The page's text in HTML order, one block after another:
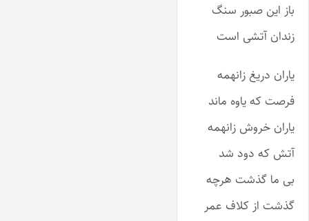
باز این صبور سنگ
زندان آتشی است
یاران دریغ زانهمه
فرصت که یاوه ماند
یاران خروش زانهمه
آتش که دود شد
بی ما گذشت هرچه
گذشت از کلاف عمر